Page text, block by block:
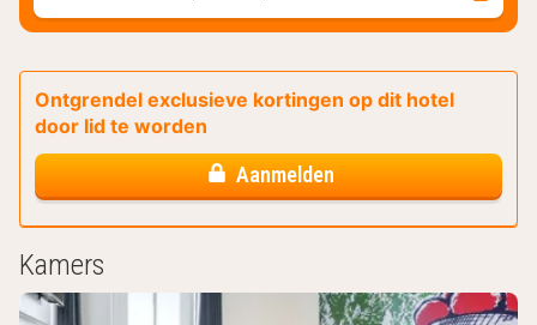
Ontgrendel exclusieve kortingen op dit hotel
door lid te worden
Aanmelden
Kamers